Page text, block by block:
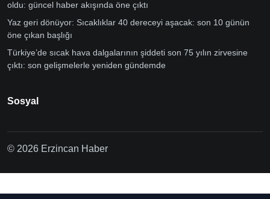
oldu: güncel haber akışında öne çıktı
Yaz geri dönüyor: Sıcaklıklar 40 dereceyi aşacak: son 10 günün
öne çıkan başlığı
Türkiye’de sıcak hava dalgalarının şiddeti son 75 yılın zirvesine
çıktı: son gelişmelerle yeniden gündemde
Sosyal
© 2026 Erzincan Haber